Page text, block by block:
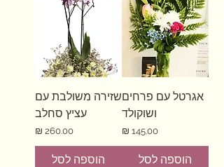
אגרטל עם פרחים
ושוקולד
מחיר
הוספה לסל
שזירה משולבת עם
עציץ סחלב
מחיר
הוספה לסל